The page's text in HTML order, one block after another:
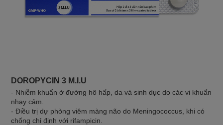
DOROPYCIN 3 M.I.U
- Nhiễm khuẩn ở đường hô hấp, da và sinh dục do các vi khuẩn
nhạy cảm.
- Điều trị dự phòng viêm màng não do Meningococcus, khi có
chống chỉ định với rifampicin.